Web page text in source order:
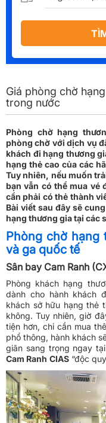
Giá phòng chờ
trong nước
Phòng chờ hạng
phòng chờ với dịch vụ
khách đi hạng thương
hạng thẻ cao của các
Tuy nhiên, nếu muốn
bạn vẫn có thể mua vé
cần phải có thẻ thành
Bài viết sau đây sẽ
hạng thương gia tại các
Phòng chờ hạng
và ga quốc tế
Sân bay Cam Ranh
Phòng khách hạng
dành cho hành khách
khách sở hữu hạng thẻ
không. Tuy nhiên, giờ
tiện hơn, chỉ cần mua
phổ thông, hành khách
giãn sang trọng ngay tại
Cam Ranh CIAS “độc